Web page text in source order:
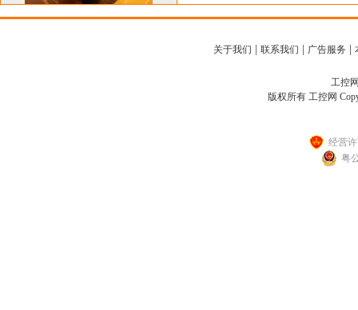
关于我们 联系我们 广告服务
工控
版权所有 工控网
经营
粤